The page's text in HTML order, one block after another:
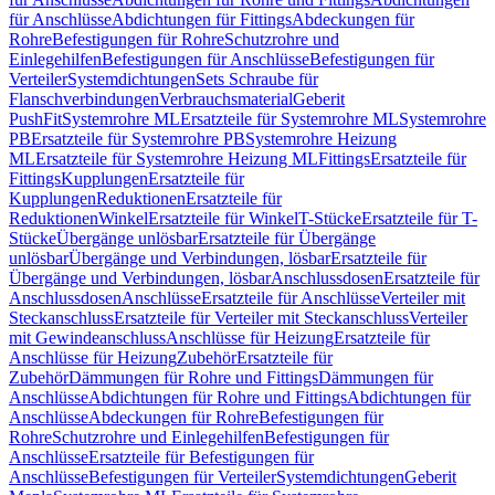
für AnschlüsseAbdichtungen für FittingsAbdeckungen für
RohreBefestigungen für RohreSchutzrohre und
EinlegehilfenBefestigungen für AnschlüsseBefestigungen für
VerteilerSystemdichtungenSets Schraube für
FlanschverbindungenVerbrauchsmaterialGeberit
PushFitSystemrohre MLErsatzteile für Systemrohre MLSystemrohre
PBErsatzteile für Systemrohre PBSystemrohre Heizung
MLErsatzteile für Systemrohre Heizung MLFittingsErsatzteile für
FittingsKupplungenErsatzteile für
KupplungenReduktionenErsatzteile für
ReduktionenWinkelErsatzteile für WinkelT-StückeErsatzteile für T-
StückeÜbergänge unlösbarErsatzteile für Übergänge
unlösbarÜbergänge und Verbindungen, lösbarErsatzteile für
Übergänge und Verbindungen, lösbarAnschlussdosenErsatzteile für
AnschlussdosenAnschlüsseErsatzteile für AnschlüsseVerteiler mit
SteckanschlussErsatzteile für Verteiler mit SteckanschlussVerteiler
mit GewindeanschlussAnschlüsse für HeizungErsatzteile für
Anschlüsse für HeizungZubehörErsatzteile für
ZubehörDämmungen für Rohre und FittingsDämmungen für
AnschlüsseAbdichtungen für Rohre und FittingsAbdichtungen für
AnschlüsseAbdeckungen für RohreBefestigungen für
RohreSchutzrohre und EinlegehilfenBefestigungen für
AnschlüsseErsatzteile für Befestigungen für
AnschlüsseBefestigungen für VerteilerSystemdichtungenGeberit